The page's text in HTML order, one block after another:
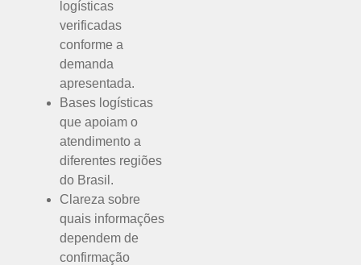
logísticas
verificadas
conforme a
demanda
apresentada.
Bases logísticas
que apoiam o
atendimento a
diferentes regiões
do Brasil.
Clareza sobre
quais informações
dependem de
confirmação